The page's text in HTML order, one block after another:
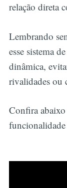
relação direta
Lembrando
esse sistema
dinâmica,
rivalidades ou
Confira abaixo